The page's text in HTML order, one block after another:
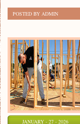
POSTED BY ADMIN
JANUARY - 27 - 2026